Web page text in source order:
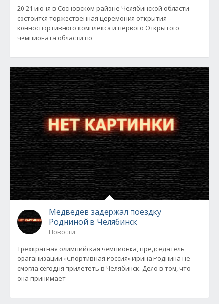
20-21 июня в Сосновском районе Челябинской области
состоится торжественная церемония открытия
конноспортивного комплекса и первого Открытого
чемпионата области по
Медведев задержал поездку
Родниной в Челябинск
Новости
Трехкратная олимпийская чемпионка, председатель
ораганизации «Спортивная Россия» Ирина Роднина не
смогла сегодня прилететь в Челябинск. Дело в том, что
она принимает